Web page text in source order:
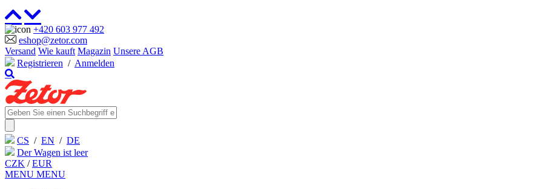
+420 603 977 492
eshop@zetor.com
Versand Wie kauft Magazin Unsere AGB
Registrieren / Anmelden
CS / EN / DE
Der Wagen ist leer
CZK /EUR
MENU MENU